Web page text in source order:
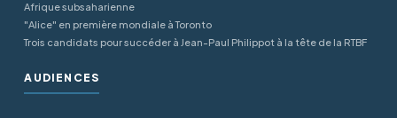
Afrique subsaharienne
"Alice" en première mondiale à Toronto
Trois candidats pour succéder à Jean-Paul Philippot à la tête de la RTBF
AUDIENCES